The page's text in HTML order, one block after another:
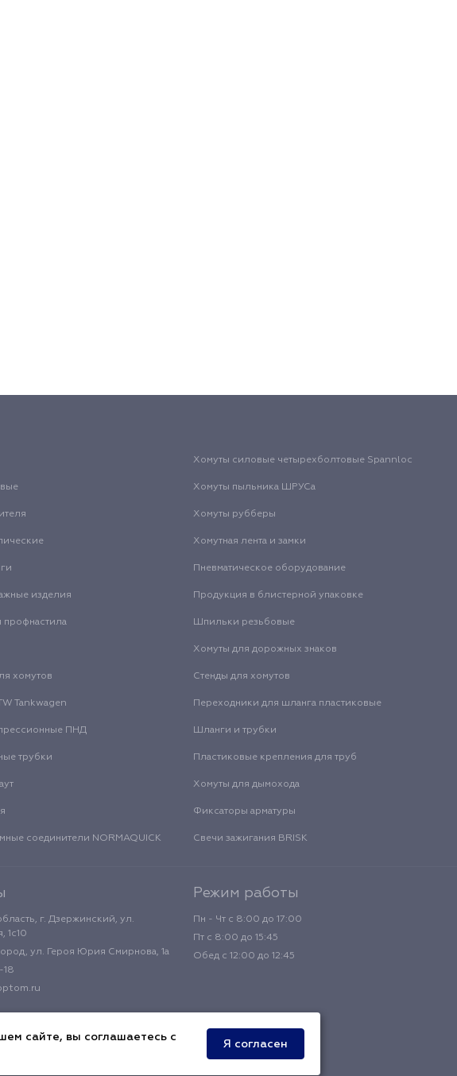
Хомуты силовые четырехболтовые Spannloc
Хомуты пыльника ШРУСа
Хомуты рубберы
Хомутная лента и замки
Пневматическое оборудование
изделия Продукция в блистерной упаковке
профнастила Шпильки резьбовые
Хомуты для дорожных знаков
хомутов Стенды для хомутов
Tankwagen Переходники для шланга пластиковые
ПНД Шланги и трубки
трубки Пластиковые крепления для труб
Хомуты для дымохода
Фиксаторы арматуры
соединители NORMAQUICK Свечи зажигания BRISK
г. Дзержинский, ул.
1с10
ул. Героя Юрия Смирнова, 1а
18
Режим работы
Пн - Чт с 8:00 до 17:00
Пт с 8:00 до 15:45
Обед с 12:00 до 12:45
сайте, вы соглашаетесь с
Я согласен